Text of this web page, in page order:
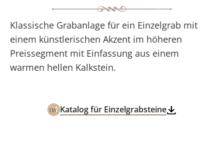
Klassische Grabanlage für ein Einzelgrab mit
einem künstlerischen Akzent im höheren
Preissegment mit Einfassung aus einem
warmen hellen Kalkstein.
Katalog für Einzelgrabsteine